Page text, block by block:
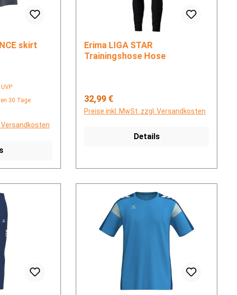
30 Tage:
Versandkosten
Erima LIGA STAR
Trainingshose Hose
Regulärer Preis:
32,99 €
Preise inkl. MwSt. zzgl. Versandkosten
Details